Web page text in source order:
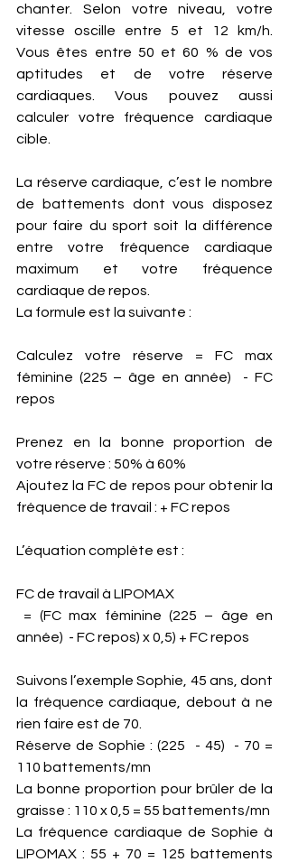
chanter. Selon votre niveau, votre
vitesse oscille entre 5 et 12 km/h.
Vous êtes entre 50 et 60 % de vos
aptitudes et de votre réserve
cardiaques. Vous pouvez aussi
calculer votre fréquence cardiaque
cible.
La réserve cardiaque, c’est le nombre
de battements dont vous disposez
pour faire du sport soit la différence
entre votre fréquence cardiaque
maximum et votre fréquence
cardiaque de repos.
La formule est la suivante :
Calculez votre réserve = FC max
féminine (225 – âge en année)  - FC
repos
Prenez en la bonne proportion de
votre réserve : 50% à 60%
Ajoutez la FC de repos pour obtenir la
fréquence de travail : + FC repos
L’équation complète est :
FC de travail à LIPOMAX
année)  - FC repos) x 0,5) + FC repos
Suivons l’exemple Sophie, 45 ans, dont
la fréquence cardiaque, debout à ne
rien faire est de 70.
Réserve de Sophie : (225  - 45)  - 70 =
110 battements/mn
La bonne proportion pour brûler de la
graisse : 110 x 0,5 = 55 battements/mn
La fréquence cardiaque de Sophie à
LIPOMAX : 55 + 70 = 125 battements